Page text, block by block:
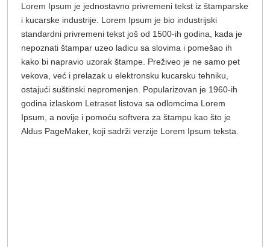
Lorem Ipsum je jednostavno privremeni tekst iz štamparske
i kucarske industrije. Lorem Ipsum je bio industrijski
standardni privremeni tekst još od 1500-ih godina, kada je
nepoznati štampar uzeo ladicu sa slovima i pomešao ih
kako bi napravio uzorak štampe. Preživeo je ne samo pet
vekova, već i prelazak u elektronsku kucarsku tehniku,
ostajući suštinski nepromenjen. Popularizovan je 1960-ih
godina izlaskom Letraset listova sa odlomcima Lorem
Ipsum, a novije i pomoću softvera za štampu kao što je
Aldus PageMaker, koji sadrži verzije Lorem Ipsum teksta.